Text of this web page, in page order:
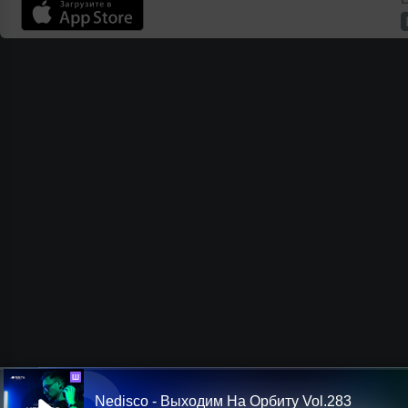
Ш
Nedisco - Выходим На Орбиту Vol.283